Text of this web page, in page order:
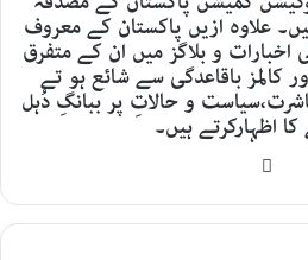
علاوہ ازیں پاکستان کے معروف
اخبارات و بلاگز میں ان کے متفرق
کالمز باقاعدگی سے شائع ہو تے
و حالاتِ پر ببانگِ دُہل
کا اظہارکرتے ہیں۔